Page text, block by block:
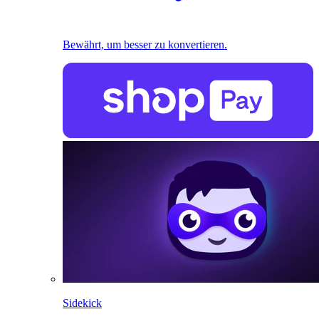
Bewährt, um besser zu konvertieren.
Sidekick